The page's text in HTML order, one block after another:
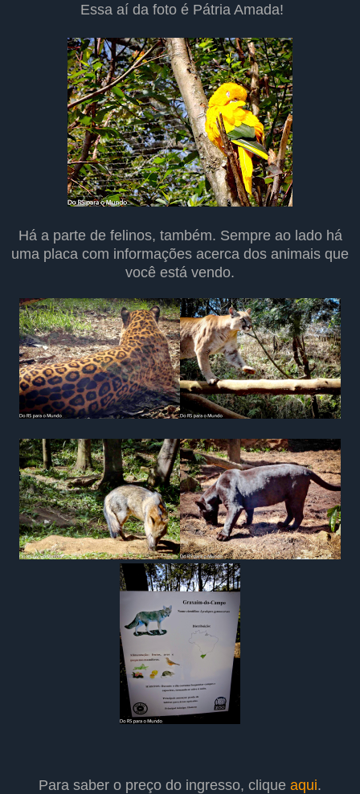
Essa aí da foto é Pátria Amada!
Há a parte de felinos, também. Sempre ao lado há
uma placa com informações acerca dos animais que
você está vendo.
Para saber o preço do ingresso, clique aqui.